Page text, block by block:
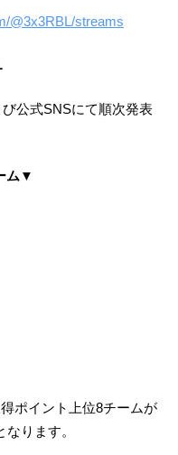
@3x3RBL/streams
公式SNSにて順次発表
ム▼
ポイント上位8チームが
なります。